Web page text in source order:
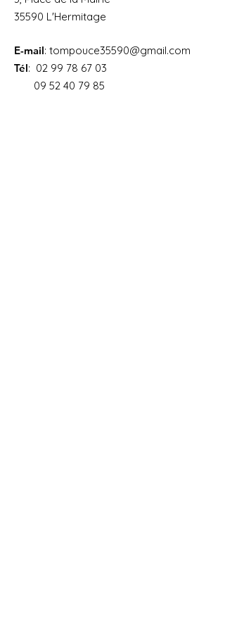
35590 L'Hermitage
E-mail: tompouce35590@gmail.com
Tél: 02 99 78 67 03
09 52 40 79 85